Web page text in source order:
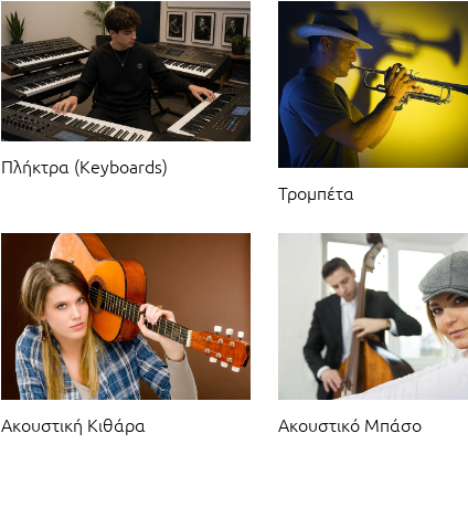
Πλήκτρα (Keyboards)
Τρομπέτα
Ακουστική Κιθάρα Ακουστικό Μπάσο